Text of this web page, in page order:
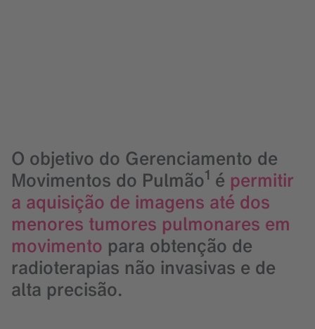
O objetivo do Gerenciamento de
Movimentos do Pulmão1 é permitir
a aquisição de imagens até dos
menores tumores pulmonares em
movimento para obtenção de
radioterapias não invasivas e de
alta precisão.